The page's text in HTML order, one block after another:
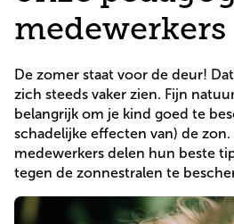
Peuteropvang
BSO
Zoek locatie
Praktische informatie
medewerkers
De zomer staat voor de deur!
zich steeds vaker zien. Fijn
belangrijk om je kind goed te
schadelijke effecten van) de
medewerkers delen hun beste
tegen de zonnestralen te